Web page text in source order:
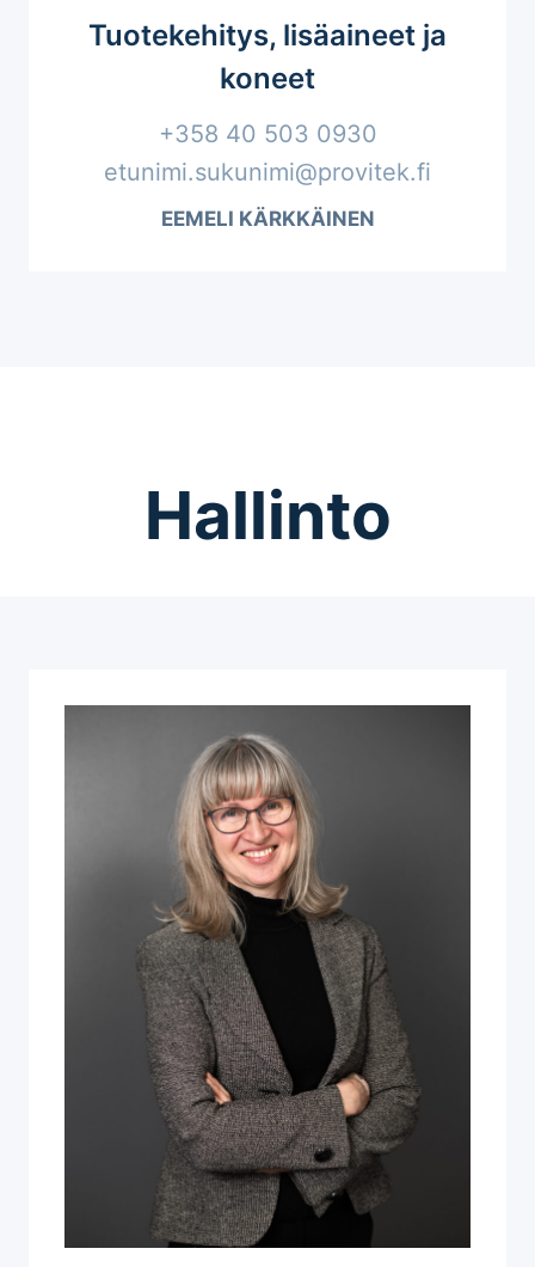
Tuotekehitys, lisäaineet ja
koneet
+358 40 503 0930
etunimi.sukunimi@provitek.fi
EEMELI KÄRKKÄINEN
Hallinto